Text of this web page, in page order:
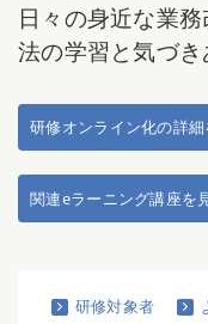
日々の身近な業
法の学習と気づき
研修オンライン化の詳細
関連eラーニング講座を
研修対象者